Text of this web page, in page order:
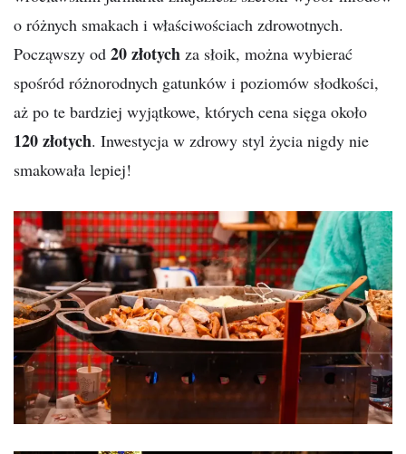
o różnych smakach i właściwościach zdrowotnych.
Począwszy od 20 złotych za słoik, można wybierać
spośród różnorodnych gatunków i poziomów słodkości,
aż po te bardziej wyjątkowe, których cena sięga około
120 złotych. Inwestycja w zdrowy styl życia nigdy nie
smakowała lepiej!